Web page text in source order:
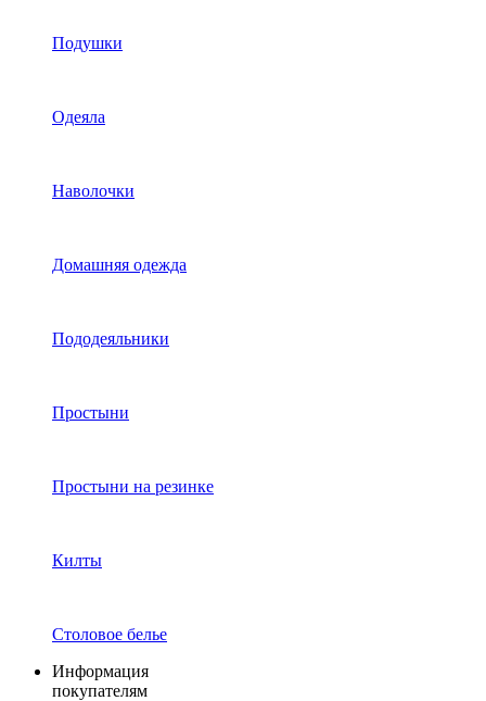
Подушки
Одеяла
Наволочки
Домашняя одежда
Пододеяльники
Простыни
Простыни на резинке
Килты
Столовое белье
Информация
покупателям